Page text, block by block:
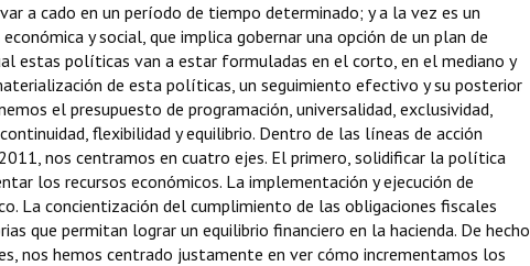
a cado en un período de tiempo determinado; y a la vez es un
y social, que implica gobernar una opción de un plan de
estas políticas van a estar formuladas en el corto, en el mediano y
de esta políticas, un seguimiento efectivo y su posterior
el presupuesto de programación, universalidad, exclusividad,
flexibilidad y equilibrio. Dentro de las líneas de acción
nos centramos en cuatro ejes. El primero, solidificar la política
los recursos económicos. La implementación y ejecución de
La concientización del cumplimiento de las obligaciones fiscales
que permitan lograr un equilibrio financiero en la hacienda. De hecho
nos hemos centrado justamente en ver cómo incrementamos los